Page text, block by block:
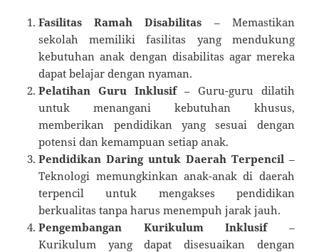
Fasilitas Ramah Disabilitas – Memastikan
sekolah memiliki fasilitas yang mendukung
kebutuhan anak dengan disabilitas agar mereka
dapat belajar dengan nyaman.
Pelatihan Guru Inklusif– Guru-guru dilatih
untuk menangani kebutuhan khusus,
memberikan pendidikan yang sesuai dengan
potensi dan kemampuan setiap anak.
Pendidikan Daring untuk Daerah Terpencil –
Teknologi memungkinkan anak-anak di daerah
terpencil untuk mengakses pendidikan
berkualitas tanpa harus menempuh jarak jauh.
Pengembangan Kurikulum Inklusif–
Kurikulum yang dapat disesuaikan dengan